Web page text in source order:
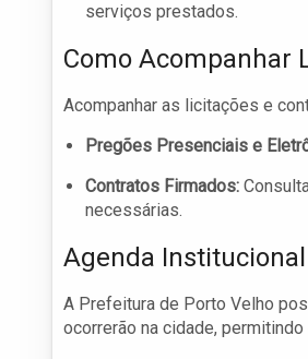
serviços prestados.
Como Acompanhar
Acompanhar as licitações e
Pregões Presenciais e
Contratos Firmados:
necessárias.
Agenda
A Prefeitura de Porto Velho
ocorrerão na cidade,